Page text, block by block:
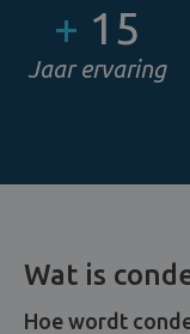
+ 15
Jaar ervaring
Wat is
Hoe wordt